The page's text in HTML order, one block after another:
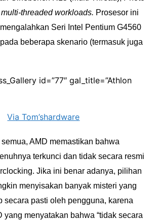
multi-threaded workloads. Prosesor ini
Seri Intel Pentium G4560
beberapa skenario (termasuk juga
id=”77″ gal_title=”Athlon
Via Tom’shardware
AMD memastikan bahwa
terkunci dan tidak secara resmi
Jika ini benar adanya, pilihan
menyisakan banyak misteri yang
secara pasti oleh pengguna, karena
yang menyatakan bahwa “tidak secara